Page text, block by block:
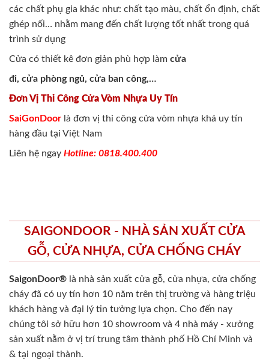
các chất phụ gia khác như: chất tạo màu, chất ổn định, chất
ghép nối… nhằm mang đến chất lượng tốt nhất trong quá
trình sử dụng
Cửa có thiết kê đơn giản phù hợp làm cửa
đi, cửa phòng ngủ, cửa ban công,…
Đơn Vị Thi Công Cửa Vòm Nhựa Uy Tín
SaiGonDoor là đơn vị thi công cửa vòm nhựa khá uy tín
hàng đầu tại Việt Nam
Liên hệ ngay Hotline: 0818.400.400
SAIGONDOOR - NHÀ SẢN XUẤT CỬA
GỖ, CỬA NHỰA, CỬA CHỐNG CHÁY
SaigonDoor® là nhà sản xuất cửa gỗ, cửa nhựa, cửa chống
cháy đã có uy tín hơn 10 năm trên thị trường và hàng triệu
khách hàng và đại lý tin tưởng lựa chọn. Cho đến nay
chúng tôi sở hữu hơn 10 showroom và 4 nhà máy - xưởng
sản xuất nằm ở vị trí trung tâm thành phố Hồ Chí Minh và
& tại ngoại thành.